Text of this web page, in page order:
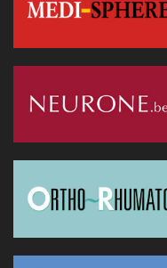
réduisant la dose de
06 juillet 2026 - 10:49
L'hôpital d'Ostende
01 juillet 2026 - 20:51